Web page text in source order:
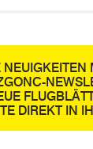
DIREKT IN